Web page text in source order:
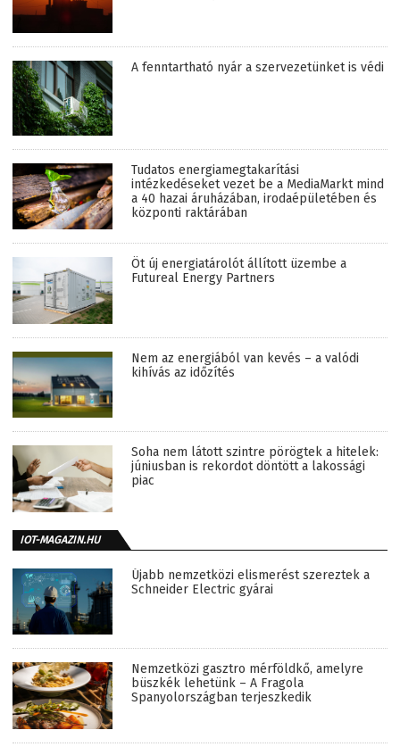
A fenntartható nyár a szervezetünket is védi
Tudatos energiamegtakarítási
intézkedéseket vezet be a MediaMarkt mind
a 40 hazai áruházában, irodaépületében és
központi raktárában
Öt új energiatárolót állított üzembe a
Futureal Energy Partners
Nem az energiából van kevés – a valódi
kihívás az időzítés
Soha nem látott szintre pörögtek a hitelek:
júniusban is rekordot döntött a lakossági
piac
IOT-MAGAZIN.HU
Újabb nemzetközi elismerést szereztek a
Schneider Electric gyárai
Nemzetközi gasztro mérföldkő, amelyre
büszkék lehetünk – A Fragola
Spanyolországban terjeszkedik